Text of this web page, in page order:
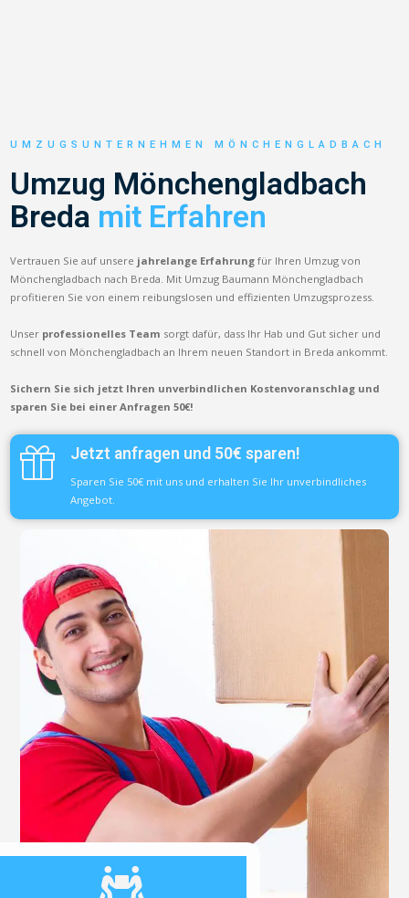
UMZUGSUNTERNEHMEN MÖNCHENGLADBACH
Umzug Mönchengladbach
Breda mit Erfahren
Vertrauen Sie auf unsere jahrelange Erfahrung für Ihren Umzug von
Mönchengladbach nach Breda. Mit Umzug Baumann Mönchengladbach
profitieren Sie von einem reibungslosen und effizienten Umzugsprozess.
Unser professionelles Team sorgt dafür, dass Ihr Hab und Gut sicher und
schnell von Mönchengladbach an Ihrem neuen Standort in Breda ankommt.
Sichern Sie sich jetzt Ihren unverbindlichen Kostenvoranschlag und
sparen Sie bei einer Anfragen 50€!
Jetzt anfragen und 50€ sparen!
Sparen Sie 50€ mit uns und erhalten Sie Ihr unverbindliches
Angebot.